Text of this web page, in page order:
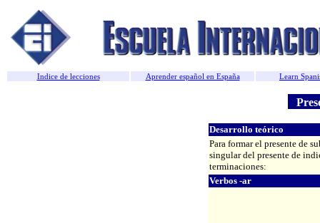
Indice de lecciones Aprender español en España Learn
Desarrollo teórico
Para formar el presente de
singular del presente de
terminaciones:
Verbos -ar